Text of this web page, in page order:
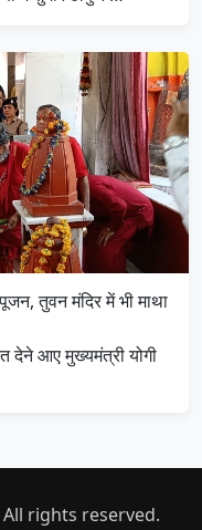
तुवन मंदिर में भी माथा
देने आए मुख्यमंत्री योगी
rights reserved.